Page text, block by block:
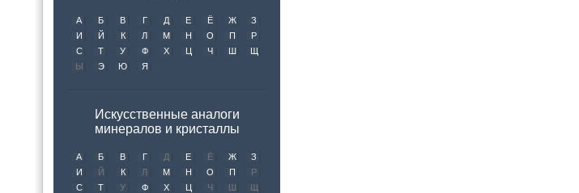
А Б В Г Д Е Ё Ж
З
И
Й К Л М Н О П
Р
С
Т У Ф Х Ц Ч Ш
Щ
Ы
Э Ю Я
Искусственные аналоги
минералов и кристаллы
А Б В Г Д Е Ё Ж
З
И
Й К Л М Н О П
Р
С
Т У Ф Х Ц Ч Ш
Щ